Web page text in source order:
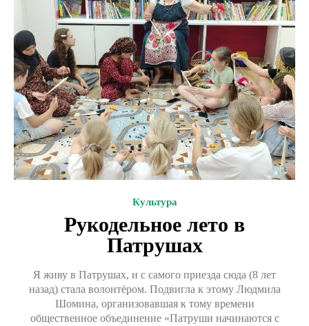
Культура
Рукодельное лето в
Патрушах
Я живу в Патрушах, и с самого приезда сюда (8 лет
назад) стала волонтёром. Подвигла к этому Людмила
Шомина, организовавшая к тому времени
общественное объединение «Патруши начинаются с